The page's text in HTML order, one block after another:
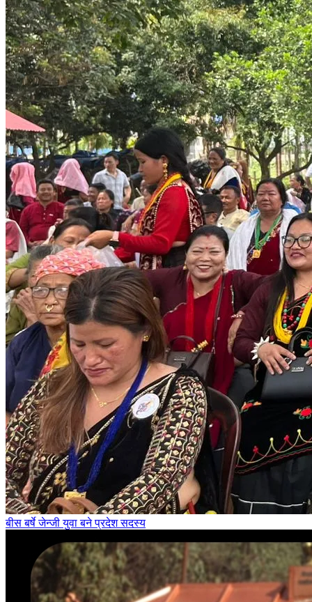
बीस बर्षे जेन्जी युवा बने प्रदेश सदस्य